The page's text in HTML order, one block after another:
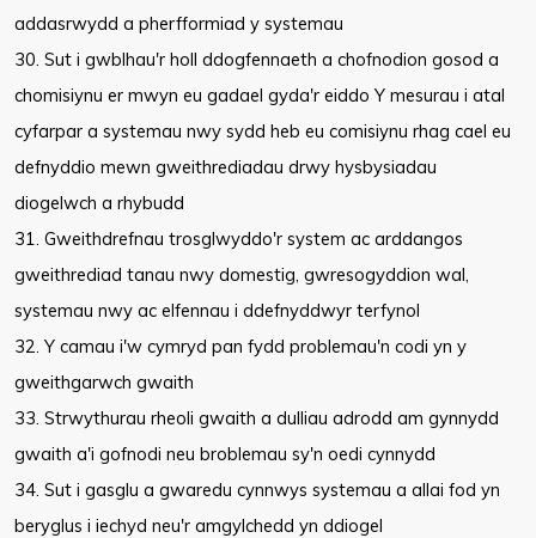
addasrwydd a pherfformiad y systemau
30. Sut i gwblhau'r holl ddogfennaeth a chofnodion gosod a
chomisiynu er mwyn eu gadael gyda'r eiddo Y mesurau i atal
cyfarpar a systemau nwy sydd heb eu comisiynu rhag cael eu
defnyddio mewn gweithrediadau drwy hysbysiadau
diogelwch a rhybudd
31. Gweithdrefnau trosglwyddo'r system ac arddangos
gweithrediad tanau nwy domestig, gwresogyddion wal,
systemau nwy ac elfennau i ddefnyddwyr terfynol
32. Y camau i'w cymryd pan fydd problemau'n codi yn y
gweithgarwch gwaith
33. Strwythurau rheoli gwaith a dulliau adrodd am gynnydd
gwaith a'i gofnodi neu broblemau sy'n oedi cynnydd
34. Sut i gasglu a gwaredu cynnwys systemau a allai fod yn
beryglus i iechyd neu'r amgylchedd yn ddiogel